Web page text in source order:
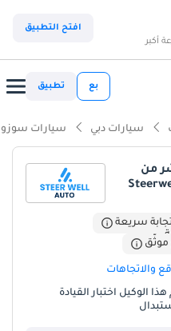
أكبر
افتح التطبيق
بع تطبيق
سيارات دبي سيارات
من
سريعة
موثّق
والاتجاهات
الوكيل اختبار القيادة